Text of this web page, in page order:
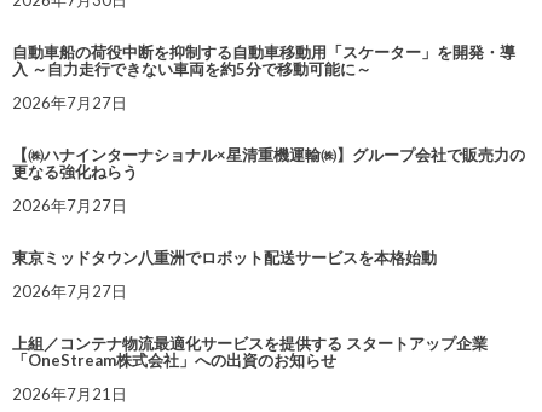
自動車船の荷役中断を抑制する自動車移動用「スケーター」を開発・導
入 ～自力走行できない車両を約5分で移動可能に～
2026年7月27日
【㈱ハナインターナショナル×星清重機運輸㈱】グループ会社で販売力の
更なる強化ねらう
2026年7月27日
東京ミッドタウン八重洲でロボット配送サービスを本格始動
2026年7月27日
上組／コンテナ物流最適化サービスを提供する スタートアップ企業
「OneStream株式会社」への出資のお知らせ
2026年7月21日